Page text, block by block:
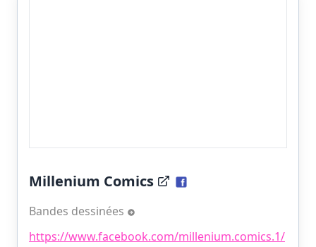
Millenium Comics
Bandes dessinées
https://www.facebook.com/millenium.comics.1/